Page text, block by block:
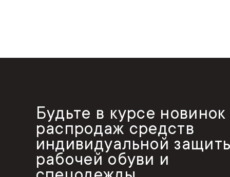
Будьте в курсе
распродаж средств
индивидуальной
рабочей обуви и